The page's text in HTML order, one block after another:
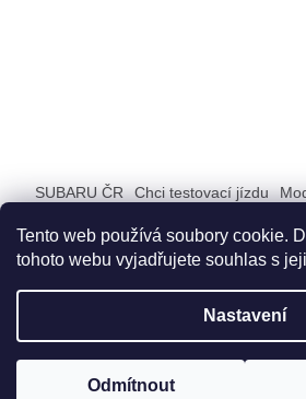
Tento web používá soubory cookie.
tohoto webu vyjadřujete souhlas s
Nastavení
Odmítnout
SUBARU ČR Chci testovací jízdu
Vytvořil
Copyright 2026SUBARU BUTIK .